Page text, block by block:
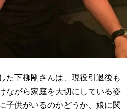
た下柳剛さんは、現役引退後も
ながら家庭を大切にしている姿
子供がいるのかどうか、娘に関